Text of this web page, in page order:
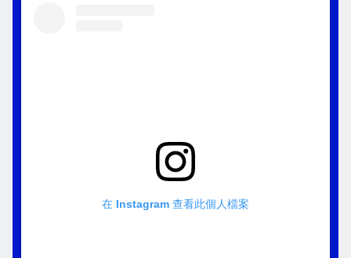
在 Instagram 查看此個人檔案